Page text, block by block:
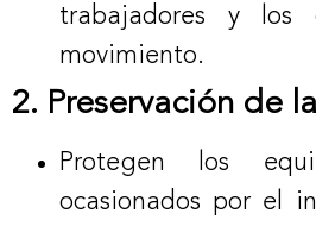
trabajadores y los
movimiento.
2. Preservación de
Protegen los
ocasionados por el